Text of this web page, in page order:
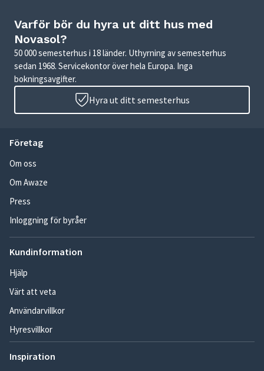
Varför bör du hyra ut ditt hus med
Novasol?
50 000 semesterhus i 18 länder. Uthyrning av semesterhus
sedan 1968. Servicekontor över hela Europa. Inga
bokningsavgifter.
Hyra ut ditt semesterhus
Företag
Om oss
Om Awaze
Press
Inloggning för byråer
Kundinformation
Hjälp
Värt att veta
Användarvillkor
Hyresvillkor
Inspiration